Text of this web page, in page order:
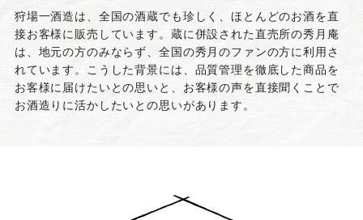
狩場一酒造は、全国の酒蔵でも珍しく、ほとんどのお酒を直
接お客様に販売しています。蔵に併設された直売所の秀月庵
は、地元の方のみならず、全国の秀月のファンの方に利用さ
れています。こうした背景には、品質管理を徹底した商品を
お客様に届けたいとの思いと、お客様の声を直接聞くことで
お酒造りに活かしたいとの思いがあります。